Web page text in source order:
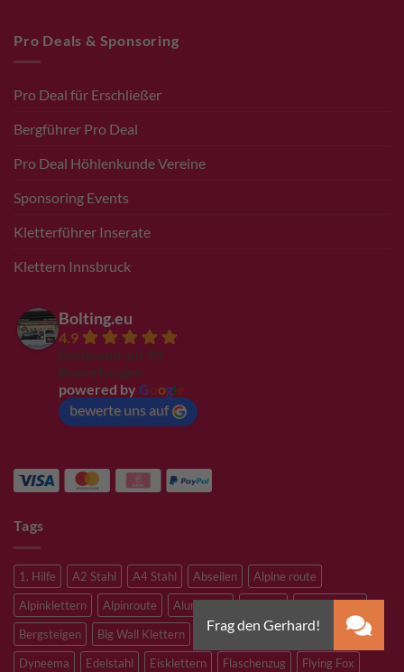
Pro Deals & Sponsoring
Pro Deal für Erschließer
Bergführer Pro Deal
Pro Deal Höhlenkunde Vereine
Sponsoring Events
Kletterführer Inserate
Klettern Innsbruck
Bolting.eu
4.9
Basierend auf 94
Bewertungen
powered by G ogl
bewerte uns auf
Tags
1. Hilfe A2 Stahl A4 Stahl Abseilen
Alpine route
Alpinklettern
Alpinroute Aluminium
Bergsteigen
Big Wall Klettern Bouldern
Canyoning
Dyneema
Edelstahl Eisklettern Flaschenzug
Flying Fox